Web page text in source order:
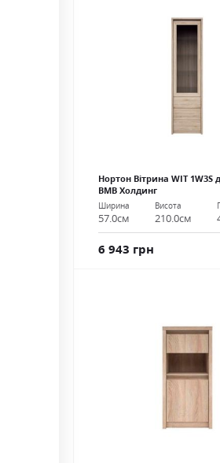
Нортон Вітрина WIT 1W3S
ВМВ Холдинг
Ширина
57.0см
Висота
210.0см
6 943 грн